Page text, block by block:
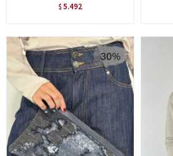
$ 5.492